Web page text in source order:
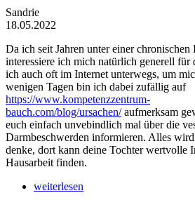
Sandrie
18.05.2022
Da ich seit Jahren unter einer
interessiere ich mich natürlich generell für
ich auch oft im Internet unterwegs, um
wenigen Tagen bin ich dabei zufällig auf
https://www.kompetenzzentrum-
bauch.com/blog/ursachen/aufmerksam
euch einfach unvebindlich mal über die
Darmbeschwerden informieren. Alles
denke, dort kann deine Tochter wertvolle
Hausarbeit finden.
weiterlesen